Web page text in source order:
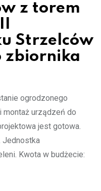
z torem
Strzelców
zbiornika
ogrodzonego
urządzeń do
jest gotowa.
Jednostka
Kwota w budżecie: